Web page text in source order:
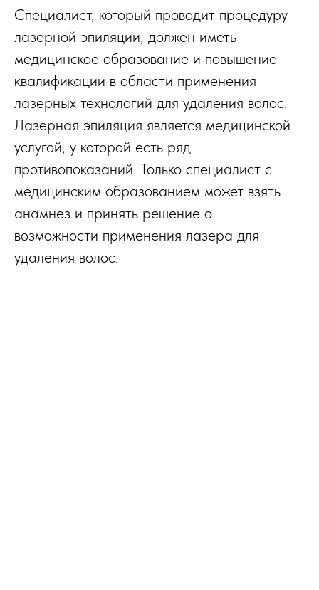
Специалист, который проводит процедуру
лазерной эпиляции, должен иметь
медицинское образование и повышение
квалификации в области применения
лазерных технологий для удаления волос.
Лазерная эпиляция является медицинской
услугой, у которой есть ряд
противопоказаний. Только специалист с
медицинским образованием может взять
анамнез и принять решение о
возможности применения лазера для
удаления волос.